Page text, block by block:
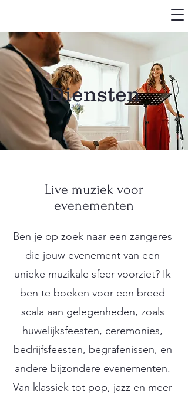
Diensten
Live muziek voor
evenementen
Ben je op zoek naar een zangeres
die jouw evenement van een
unieke muzikale sfeer voorziet? Ik
ben te boeken voor een breed
scala aan gelegenheden, zoals
huwelijksfeesten, ceremonies,
bedrijfsfeesten, begrafenissen, en
andere bijzondere evenementen.
Van klassiek tot pop, jazz en meer